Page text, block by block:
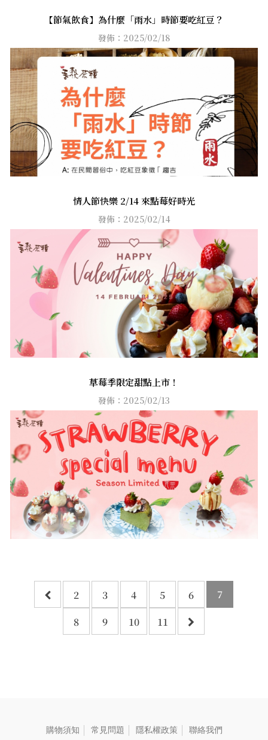
【節氣飲食】為什麼「雨水」時節要吃紅豆？
發佈：2025/02/18
情人節快樂 2/14 來點莓好時光
發佈：2025/02/14
草莓季限定甜點上市！
發佈：2025/02/13
2 3 4 5 6
7
8
9 10 11
購物須知 常見問題 隱私權政策 聯絡我們